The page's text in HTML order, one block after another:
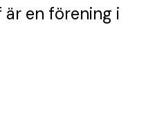
är en förening i